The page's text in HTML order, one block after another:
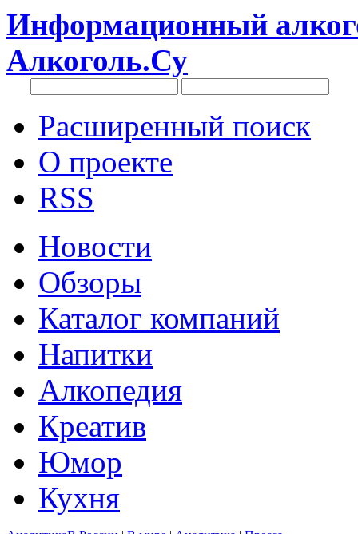
Информационный
Алкоголь.Су
Расширенный поиск
О проекте
RSS
Новости
Обзоры
Каталог компаний
Напитки
Алкопедия
Креатив
Юмор
Кухня